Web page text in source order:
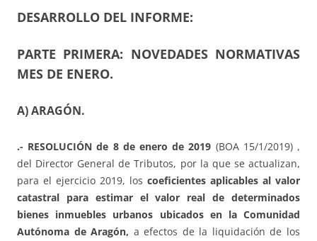
DESARROLLO DEL INFORME:
PARTE PRIMERA: NOVEDADES NORMATIVAS
MES DE ENERO.
A) ARAGÓN.
.- RESOLUCIÓN de 8 de enero de 2019 (BOA 15/1/2019) ,
del Director General de Tributos, por la que se actualizan,
para el ejercicio 2019, los coeficientes aplicables al valor
catastral para estimar el valor real de determinados
bienes inmuebles urbanos ubicados en la Comunidad
Autónoma de Aragón, a efectos de la liquidación de los